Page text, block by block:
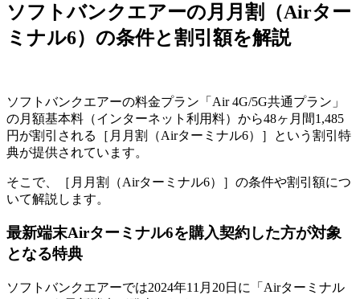
ソフトバンクエアーの月月割（Airター
ミナル6）の条件と割引額を解説
ソフトバンクエアーの料金プラン「Air 4G/5G共通プラン」
の月額基本料（インターネット利用料）から48ヶ月間1,485
円が割引される［月月割（Airターミナル6）］という割引特
典が提供されています。
そこで、［月月割（Airターミナル6）］の条件や割引額につ
いて解説します。
最新端末Airターミナル6を購入契約した方が対象
となる特典
ソフトバンクエアーでは2024年11月20日に「Airターミナル